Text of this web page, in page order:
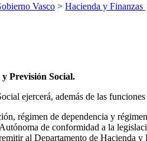
Vasco > Hacienda y Finanzas
Previsión Social.
ejercerá, además de las funciones
régimen de dependencia y
de conformidad a la
al Departamento de Hacienda y